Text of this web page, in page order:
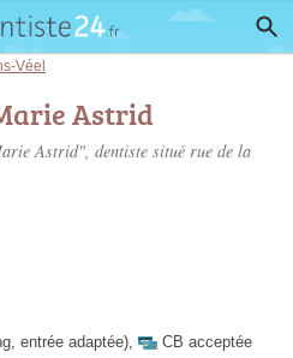
Véel
Astrid
Astrid", dentiste situé rue de la
entrée adaptée), CB acceptée